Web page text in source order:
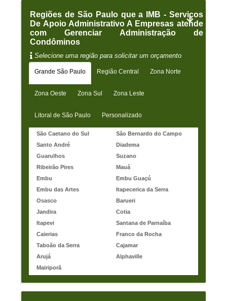
Regiões de São Paulo que a IMB - Serviços
De Apoio Administrativo A Empresas atende
com Gerenciar Administração de
Condôminos
Selecione uma região para solicitar um orçamento
Grande São Paulo Região Central Zona Norte
Zona Oeste Zona Sul Zona Leste
Litoral de São Paulo Personalizado
São Caetano do Sul
São Bernardo do Campo
Santo André
Diadema
Guarulhos
Suzano
Ribeirão Pires
Mauá
Embu
Embu Guaçú
Embu das Artes
Itapecerica da Serra
Osasco
Barueri
Jandira
Cotia
Itapevi
Santana de Parnaíba
Caierias
Franco da Rocha
Taboão da Serra
Cajamar
Arujá
Alphaville
Mairiporã